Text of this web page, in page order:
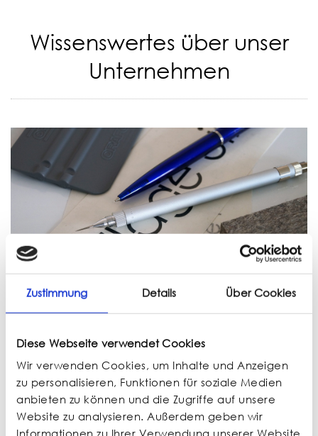
Zustimmung Details Über Cookies
Diese Webseite verwendet Cookies
Wir verwenden Cookies, um Inhalte und Anzeigen
zu personalisieren, Funktionen für soziale Medien
anbieten zu können und die Zugriffe auf unsere
Website zu analysieren. Außerdem geben wir
Wissenswertes über unser
Unternehmen
Die auflage eins e.K. mit Sitz in
aufstrebendes
Dienstleistungsunternehmen, daß auf eine
20-jährige Berufserfahrung in Prototypen-
und Anreibebeschriftung aufbaut.